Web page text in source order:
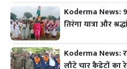
Koderma News:
तिरंगा यात्रा और
Koderma News:
लौटे चार कैडेटों का